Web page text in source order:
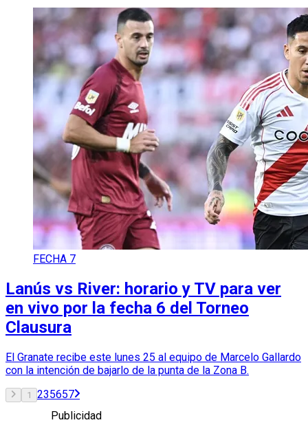
FECHA 7
Lanús vs River: horario y TV para ver
en vivo por la fecha 6 del Torneo
Clausura
El Granate recibe este lunes 25 al equipo de Marcelo Gallardo
con la intención de bajarlo de la punta de la Zona B.
1 235657
Publicidad